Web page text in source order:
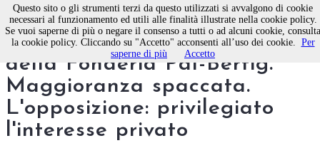
Scontro sulla destinazione
della Fonderia Pal-Bertig.
Maggioranza spaccata.
L'opposizione: privilegiato
l'interesse privato
Questo sito o gli strumenti terzi da questo utilizzati si avvalgono di cookie
necessari al funzionamento ed utili alle finalità illustrate nella cookie policy.
Se vuoi saperne di più o negare il consenso a tutti o ad alcuni cookie, consulta
la cookie policy. Cliccando su "Accetto" acconsenti all’uso dei cookie. Per
saperne di più
Accetto